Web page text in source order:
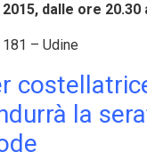
dalle ore 20.30
– Udine
la